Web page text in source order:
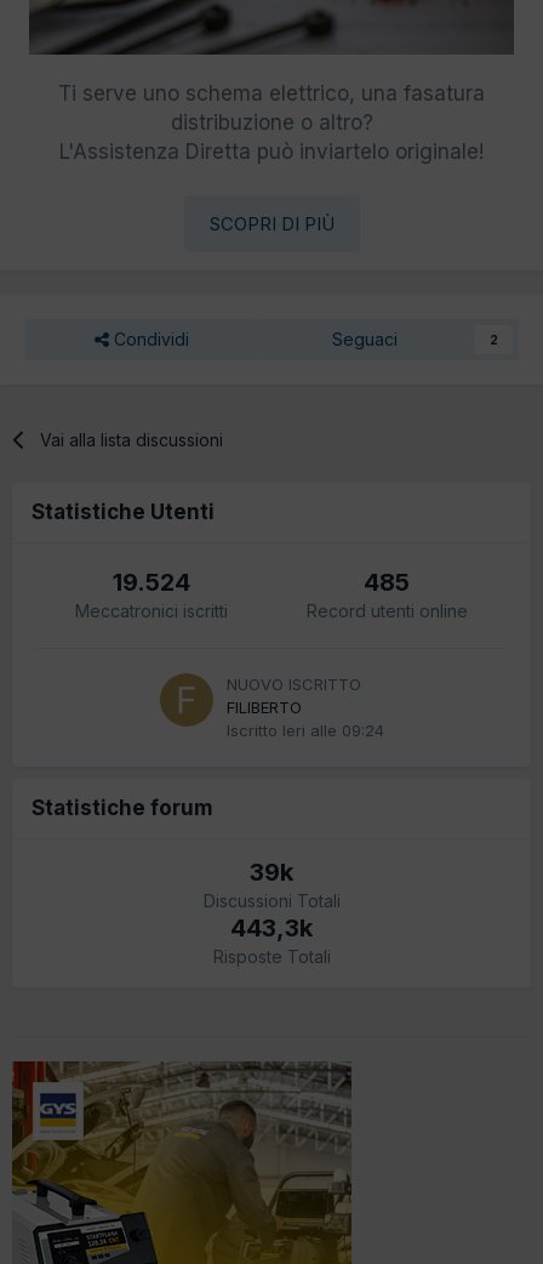
Ti serve uno schema elettrico, una fasatura
distribuzione o altro?
L'Assistenza Diretta può inviartelo originale!
SCOPRI DI PIÙ
Condividi Seguaci 2
Vai alla lista discussioni
Statistiche Utenti
19.524
Meccatronici iscritti
485
Record utenti online
NUOVO ISCRITTO
FILIBERTO
Iscritto Ieri alle 09:24
Statistiche forum
39k
Discussioni Totali
443,3k
Risposte Totali